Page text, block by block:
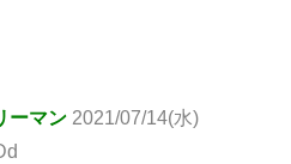
ーマン 2021/07/14(水)